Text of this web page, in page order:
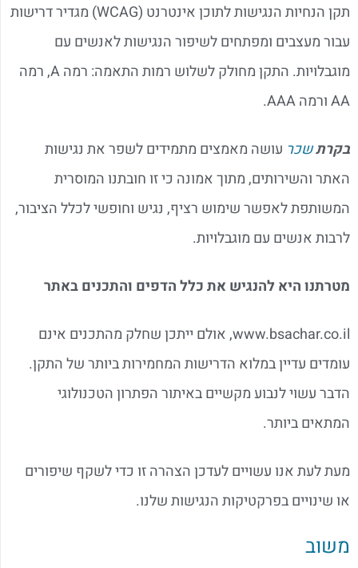
תקן הנחיות הנגישות לתוכן אינטרנט (WCAG) מגדיר דרישות
עבור מעצבים ומפתחים לשיפור הנגישות לאנשים עם
מוגבלויות. התקן מחולק לשלוש רמות התאמה: רמה A, רמה
AA ורמה AAA.
בקרתשכר עושה מאמצים מתמידים לשפר את נגישות
האתר והשירותים, מתוך אמונה כי זו חובתנו המוסרית
המשותפת לאפשר שימוש רציף, נגיש וחופשי לכלל הציבור,
לרבות אנשים עם מוגבלויות.
מטרתנו היא להנגיש את כלל הדפים והתכנים באתר
www.bsachar.co.il, אולם ייתכן שחלק מהתכנים אינם
עומדים עדיין במלוא הדרישות המחמירות ביותר של התקן.
הדבר עשוי לנבוע מקשיים באיתור הפתרון הטכנולוגי
המתאים ביותר.
מעת לעת אנו עשויים לעדכן הצהרה זו כדי לשקף שיפורים
או שינויים בפרקטיקות הנגישות שלנו.
משוב